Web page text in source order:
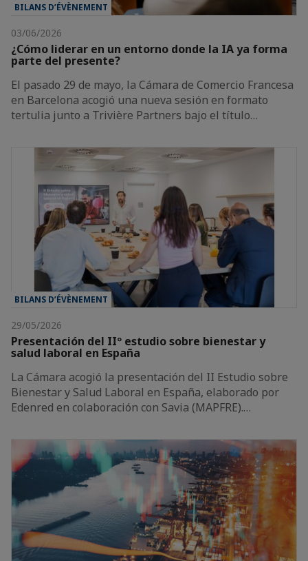
BILANS D’ÉVÈNEMENT
03/06/2026
¿Cómo liderar en un entorno donde la IA ya forma
parte del presente?
El pasado 29 de mayo, la Cámara de Comercio Francesa
en Barcelona acogió una nueva sesión en formato
tertulia junto a Trivière Partners bajo el título…
BILANS D’ÉVÈNEMENT
29/05/2026
Presentación del IIº estudio sobre bienestar y
salud laboral en España
La Cámara acogió la presentación del II Estudio sobre
Bienestar y Salud Laboral en España, elaborado por
Edenred en colaboración con Savia (MAPFRE).…